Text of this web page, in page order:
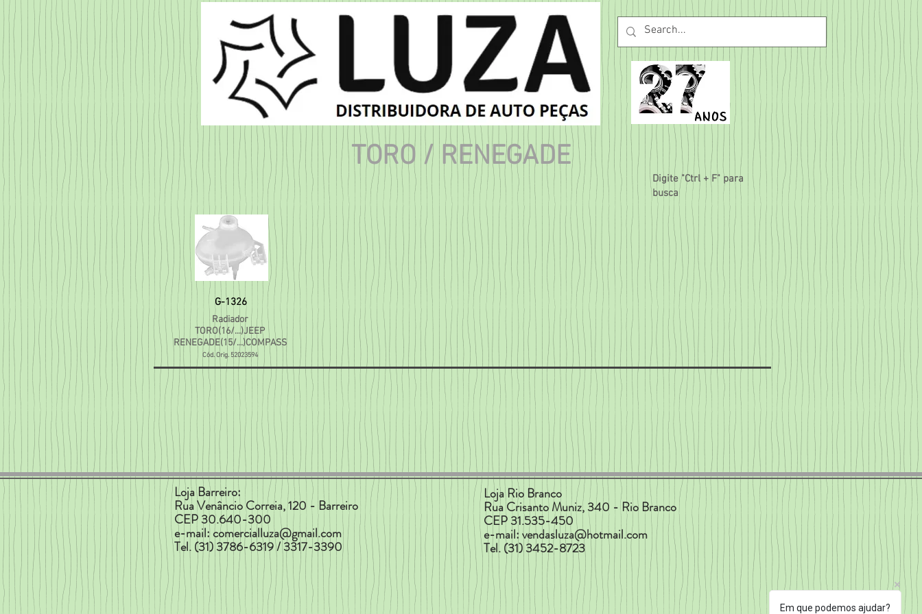
TORO / RENEGADE
Digite "Ctrl + F" para
busca
G-1326
Radiador
TORO(16/...)JEEP
RENEGADE(15/...)COMPASS
Cód. Orig. 52023594
Loja Barreiro:
Rua Venâncio Correia, 120 - Barreiro
CEP 30.640-300
e-mail:comercialluza@gmail.com
Tel. (31) 3786-6319 / 3317-3390
Loja Rio Branco
Rua Crisanto Muniz, 340 - Rio Branco
CEP 31.535-450
e-mail:vendasluza@hotmail.com
Tel. (31) 3452-8723
Em que podemos ajudar?